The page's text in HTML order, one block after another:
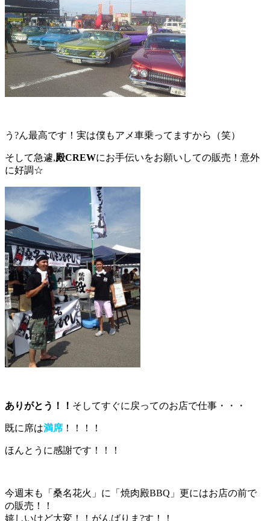
う?ん最高です！実は僕もアメ車乗ってますから（笑）
そして急遽,殿CREWにお手伝いをお願いしての販売！意外
に好調☆
ありがとう！！ そしてすぐに戻ってのお店で仕事・・・
既に席は満席 ！！！！
ほんとうに感謝です！！！
今週末も「桑名花火」に「焼肉殿BBQ」更にはお店の前で
の販売！！
嬉しいけど大変！！がんばりま?す！！